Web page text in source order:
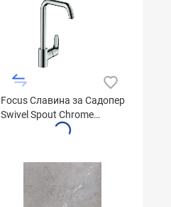
Focus Славина за Садопер
Swivel Spout Chrome